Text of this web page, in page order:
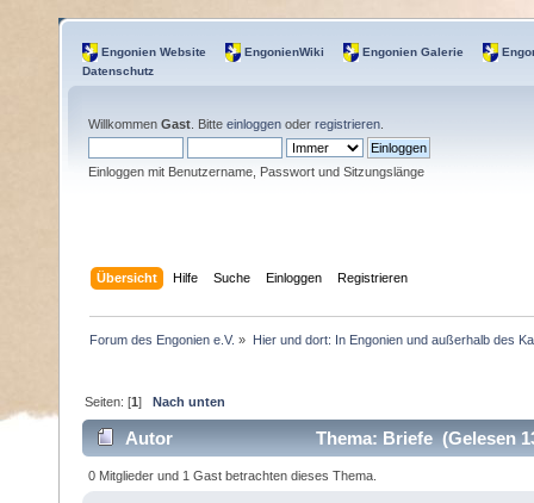
Engonien Website EngonienWiki Engonien Galerie
Datenschutz
Willkommen Gast . Bitte einloggen oder registrieren
Einloggen mit Benutzername, Passwort und Sitzungslänge
Übersicht Hilfe Suche Einloggen Registrieren
Forum des Engonien e.V. » Hier und dort: In Engonien und außerhalb des
Seiten: [1]Nach unten
Autor Thema: Briefe (Gelesen
0 Mitglieder und 1 Gast betrachten dieses Thema.